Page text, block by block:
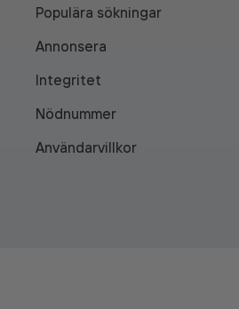
Populära sökningar
Annonsera
Integritet
Nödnummer
Användarvillkor